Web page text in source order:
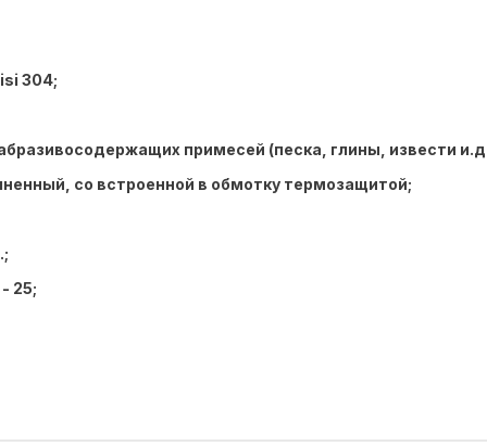
304;
примесей (песка, глины, извести
со встроенной в обмотку термозащитой;
25;